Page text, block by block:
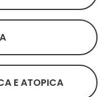
ASFITTICA E ATOPICA